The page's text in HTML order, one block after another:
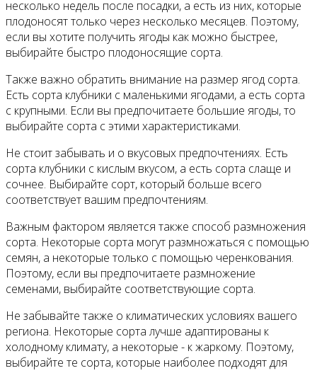
несколько недель после посадки, а есть из них, которые
плодоносят только через несколько месяцев. Поэтому,
если вы хотите получить ягоды как можно быстрее,
выбирайте быстро плодоносящие сорта.
Также важно обратить внимание на размер ягод сорта.
Есть сорта клубники с маленькими ягодами, а есть сорта
с крупными. Если вы предпочитаете большие ягоды, то
выбирайте сорта с этими характеристиками.
Не стоит забывать и о вкусовых предпочтениях. Есть
сорта клубники с кислым вкусом, а есть сорта слаще и
сочнее. Выбирайте сорт, который больше всего
соответствует вашим предпочтениям.
Важным фактором является также способ размножения
сорта. Некоторые сорта могут размножаться с помощью
семян, а некоторые только с помощью черенкования.
Поэтому, если вы предпочитаете размножение
семенами, выбирайте соответствующие сорта.
Не забывайте также о климатических условиях вашего
региона. Некоторые сорта лучше адаптированы к
холодному климату, а некоторые - к жаркому. Поэтому,
выбирайте те сорта, которые наиболее подходят для